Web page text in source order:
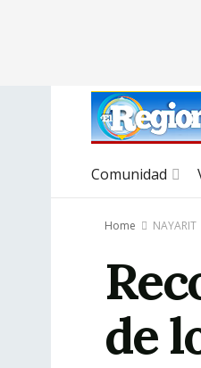
Comunidad
Home NAYARIT
de